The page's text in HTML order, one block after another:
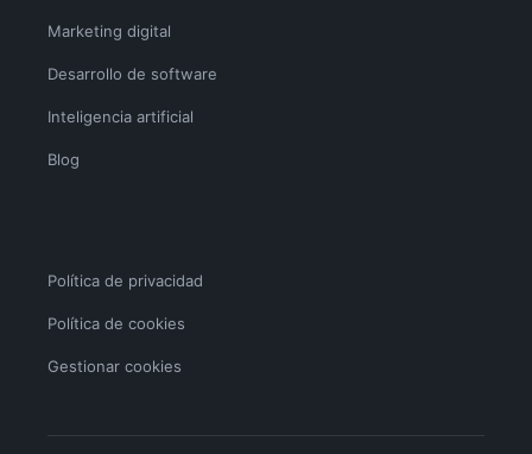
Marketing digital
Desarrollo de software
Inteligencia artificial
Blog
Política de privacidad
Política de cookies
Gestionar cookies